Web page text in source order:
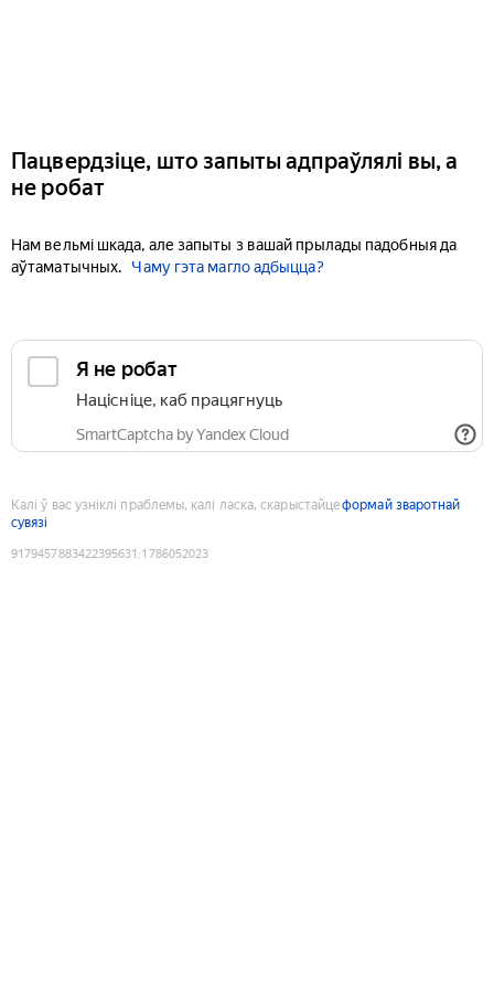
Пацвердзіце, што запыты адпраўлялі вы, а
не робат
Нам вельмі шкада, але запыты з вашай прылады падобныя да
аўтаматычных.
Чаму гэта магло адбыцца?
Я не робат
Націсніце, каб працягнуць
SmartCaptcha by Yandex Cloud
Калі ў вас узніклі праблемы, калі ласка, скарыстайцеформай зваротнай
сувязі
9179457883422395631 :1786052023